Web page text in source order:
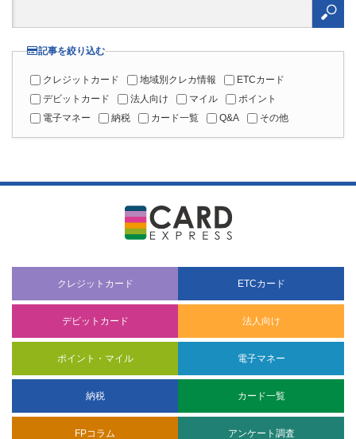
記事を絞り込む
クレジットカード 地域別クレカ情報
ETCカード
デビットカード
法人向け マイル
ポイント
電子マネー
納税 カード一覧 Q&A その他
クレジットカード ETCカード
デビットカード 法人向け
ポイント・マイル 電子マネー
納税 カード一覧
FPコラム アンケート調査